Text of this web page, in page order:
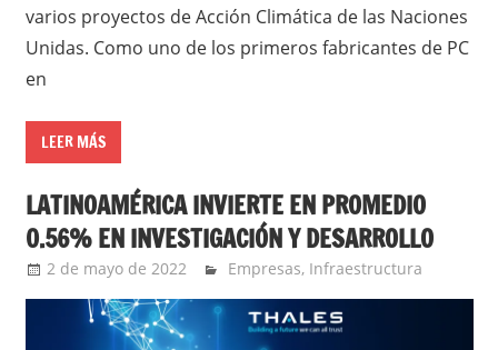
varios proyectos de Acción Climática de las Naciones
Unidas. Como uno de los primeros fabricantes de PC
en
LEER MÁS
LATINOAMÉRICA INVIERTE EN PROMEDIO
0.56% EN INVESTIGACIÓN Y DESARROLLO
2 de mayo de 2022 Ernesto Herrera
Empresas, Infraestructura